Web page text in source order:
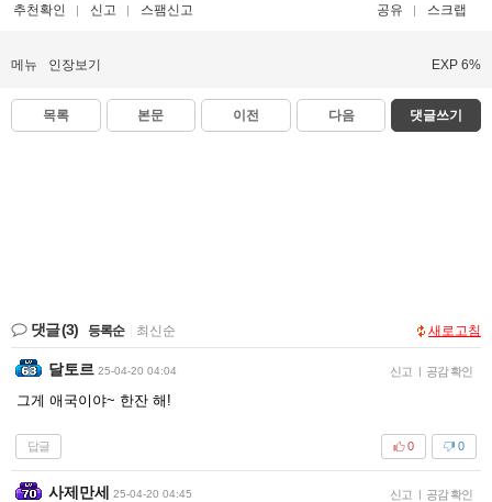
추천확인 신고 스팸신고 공유 스크랩
메뉴 인장보기 EXP 6%
목록 본문 이전 다음 댓글쓰기
댓글(3) 등록순 최신순 새로고침
달토르 25-04-20 04:04 신고 | 공감 확인
그게 애국이야~ 한잔 해!
답글 0
0
사제만세 25-04-20 04:45 신고 | 공감 확인